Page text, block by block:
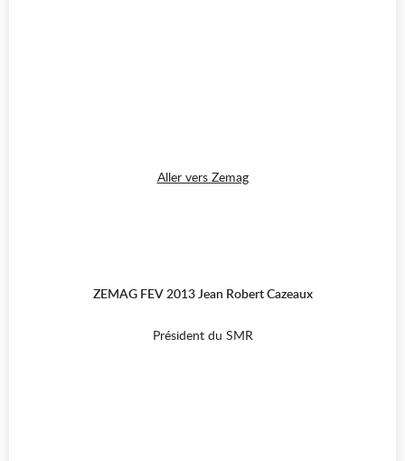
Aller vers Zemag
ZEMAG FEV 2013 Jean Robert Cazeaux
Président du SMR